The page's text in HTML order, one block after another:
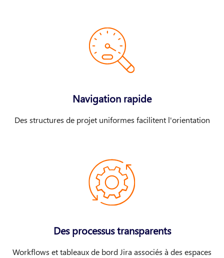
Navigation rapide
Des structures de projet uniformes facilitent l'orientation
Des processus transparents
Workflows et tableaux de bord Jira associés à des espaces